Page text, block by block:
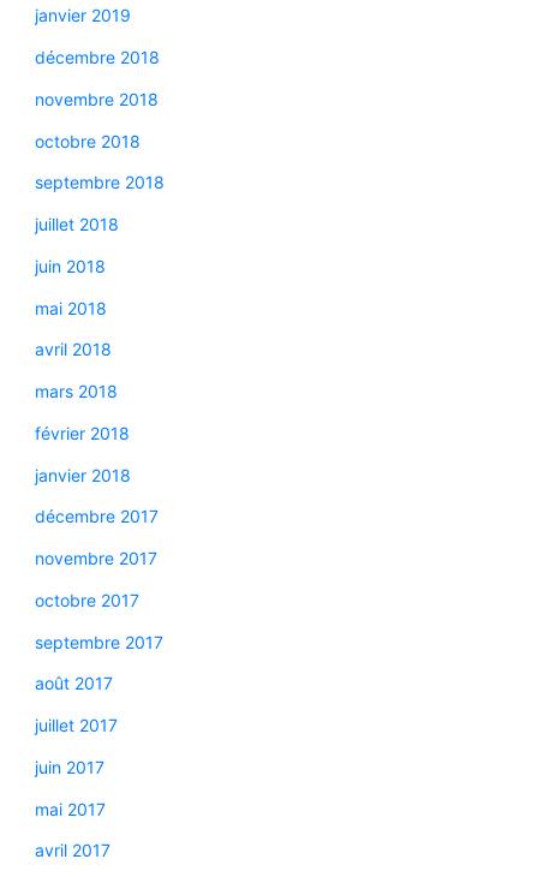
janvier 2019
décembre 2018
novembre 2018
octobre 2018
septembre 2018
juillet 2018
juin 2018
mai 2018
avril 2018
mars 2018
février 2018
janvier 2018
décembre 2017
novembre 2017
octobre 2017
septembre 2017
août 2017
juillet 2017
juin 2017
mai 2017
avril 2017